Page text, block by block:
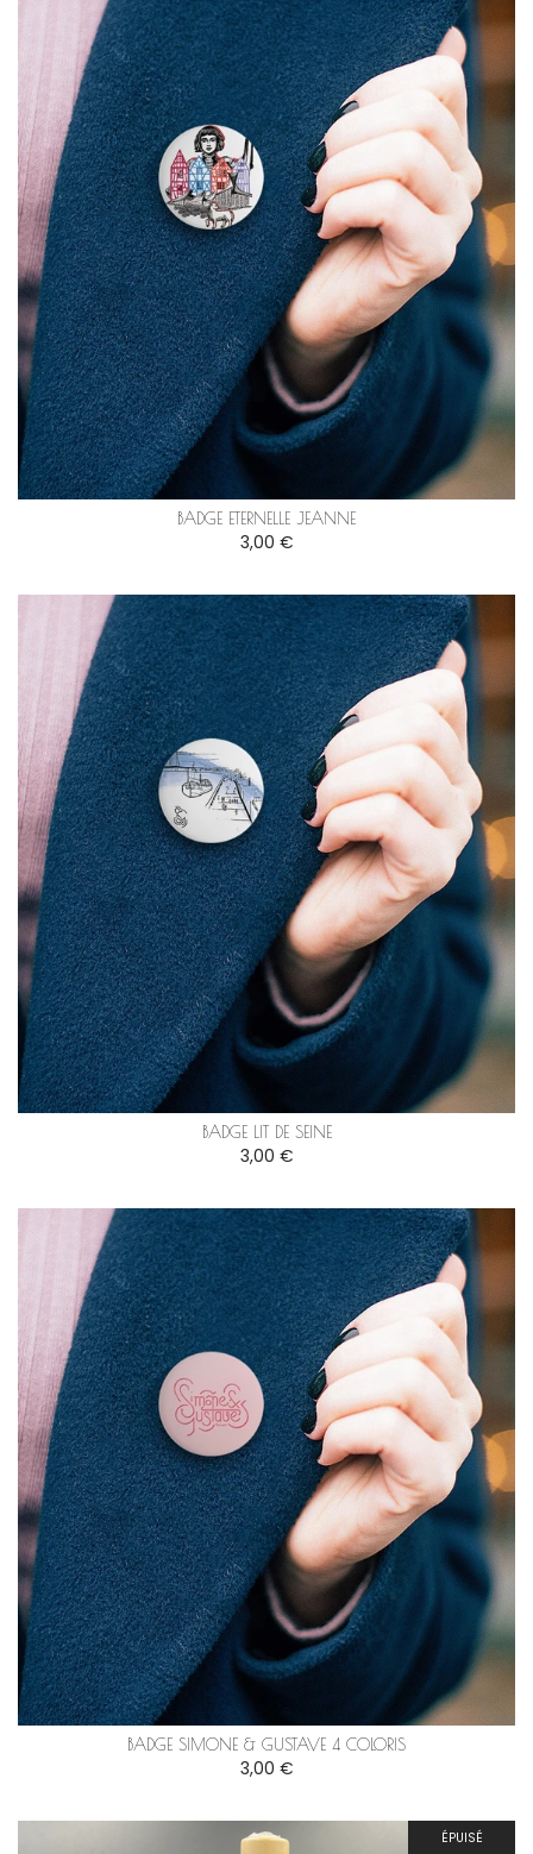
BADGE ETERNELLE JEANNE
3,00 €
BADGE LIT DE SEINE
3,00 €
BADGE SIMONE & GUSTAVE 4 COLORIS
3,00 €
ÉPUISÉ